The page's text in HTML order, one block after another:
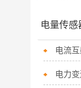
电量传感
电流
电力